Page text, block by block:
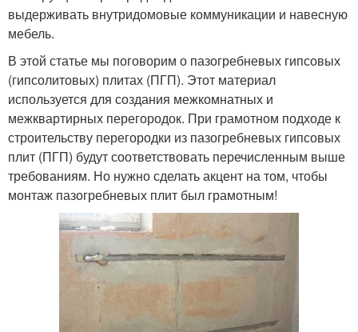
выдерживать внутридомовые коммуникации и навесную
мебель.
В этой статье мы поговорим о пазогребневых гипсовых
(гипсолитовых) плитах (ПГП). Этот материал
используется для создания межкомнатных и
межквартирных перегородок. При грамотном подходе к
строительству перегородки из пазогребневых гипсовых
плит (ПГП) будут соответствовать перечисленным выше
требованиям. Но нужно сделать акцент на том, чтобы
монтаж пазогребневых плит был грамотным!